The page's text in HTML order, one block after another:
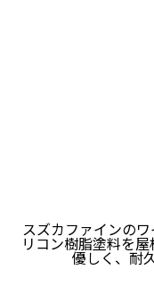
スズカファインの
リコン樹脂塗料を
優しく、耐